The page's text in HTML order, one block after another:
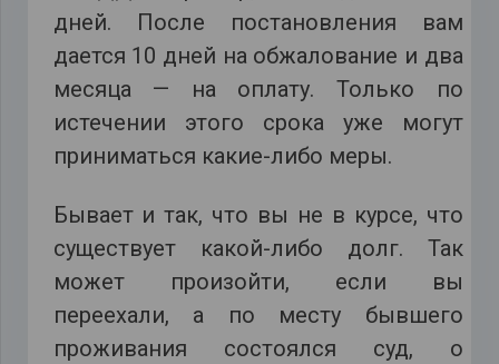
дней. После постановления вам
дается 10 дней на обжалование и два
месяца — на оплату. Только по
истечении этого срока уже могут
приниматься какие-либо меры.
Бывает и так, что вы не в курсе, что
существует какой-либо долг. Так
может произойти, если вы
переехали, а по месту бывшего
проживания состоялся суд, о